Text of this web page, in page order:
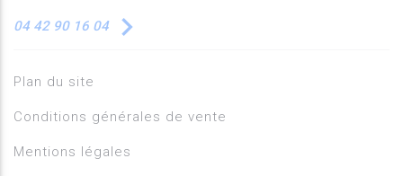
04 42 90 16 04
Plan du site
Conditions générales de vente
Mentions légales